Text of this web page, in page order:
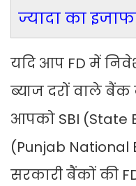
ज्यादा का
यदि आप FD में
ब्याज दरों वाले
आपको SBI (State
(Punjab
सरकारी बैंकों की